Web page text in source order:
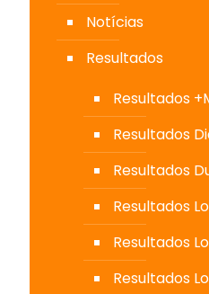
Notícias
Resultados
Resultados
Resultados
Resultados
Resultados
Resultados
Resultados